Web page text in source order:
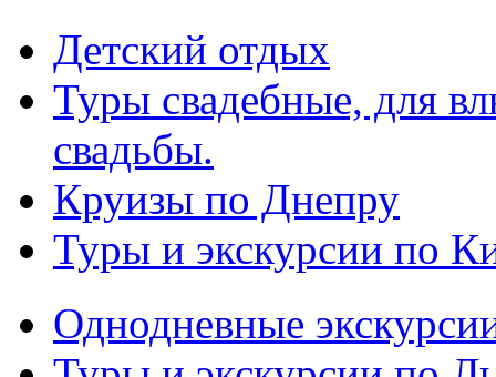
Детский отдых
Туры свадебные, для
свадьбы.
Круизы по Днепру
Туры и экскурсии по
Однодневные